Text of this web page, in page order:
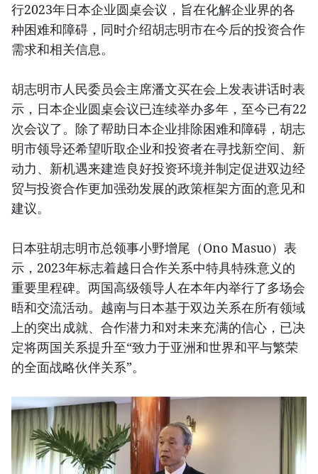
行2023年日本企业圆桌会议，旨在化解企业界的各
种困难和障碍，同时介绍胡志明市在今后的投资合作
需求和相关信息。
胡志明市人民委员会主席潘文买在会上发表讲话时表
示，日本企业圆桌会议已连续举办多年，至今已有22
次会议了。除了帮助日本企业排除困难和障碍，胡志
明市领导还希望听取企业和投资者在寻找新空间、新
动力、新机遇来建造良好投资环境并制定促进双边经
贸与投资合作更加强劲发展的政策框架方面的意见和
建议。
日本驻胡志明市总领事小野增尾（Ono Masuo）表
示，2023年标志着越日合作关系中特具特殊意义的
重要里程碑。两国高级领导人在本年内举行了多场会
晤和交流活动。越南与日本基于双边关系在所有领域
上的突出成就、合作潜力和对未来充满的信心，已决
定将两国关系提升至“致力于亚洲和世界和平与繁荣
的全面战略伙伴关系”。